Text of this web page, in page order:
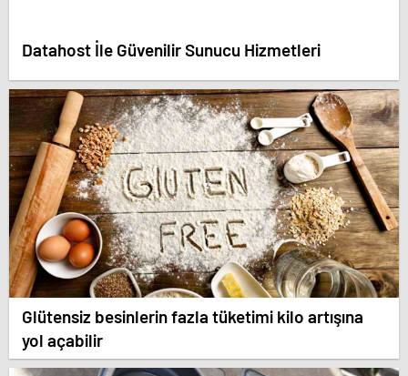
Datahost İle Güvenilir Sunucu Hizmetleri
Glütensiz besinlerin fazla tüketimi kilo artışına
yol açabilir